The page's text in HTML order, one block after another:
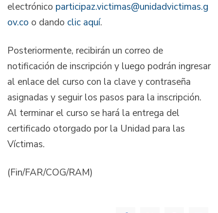
electrónico participaz.victimas@unidadvictimas.g
ov.co o dando clic aquí.
Posteriormente, recibirán un correo de
notificación de inscripción y luego podrán ingresar
al enlace del curso con la clave y contraseña
asignadas y seguir los pasos para la inscripción.
Al terminar el curso se hará la entrega del
certificado otorgado por la Unidad para las
Víctimas.
(Fin/FAR/COG/RAM)